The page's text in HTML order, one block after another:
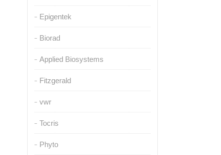
Epigentek
Biorad
Applied Biosystems
Fitzgerald
vwr
Tocris
Phyto